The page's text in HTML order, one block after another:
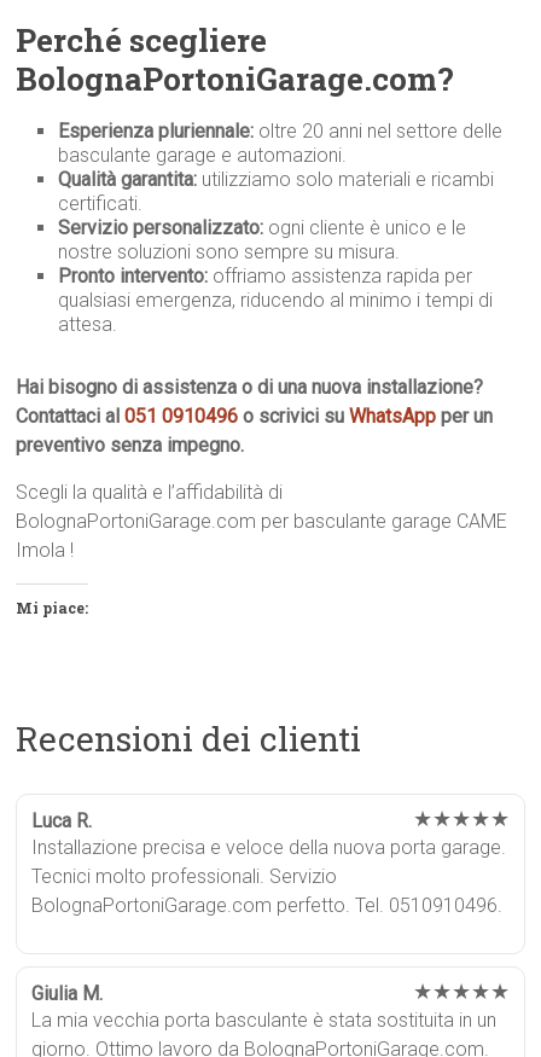
Perché scegliere
BolognaPortoniGarage.com?
Esperienza pluriennale: oltre 20 anni nel settore delle
basculante garage e automazioni.
Qualità garantita: utilizziamo solo materiali e ricambi
certificati.
Servizio personalizzato: ogni cliente è unico e le
nostre soluzioni sono sempre su misura.
Pronto intervento: offriamo assistenza rapida per
qualsiasi emergenza, riducendo al minimo i tempi di
attesa.
Hai bisogno di assistenza o di una nuova installazione?
Contattaci al051 0910496 o scrivici suWhatsApp per un
preventivo senza impegno.
Scegli la qualità e l’affidabilità di
BolognaPortoniGarage.com per basculante garage CAME
Imola !
Mi piace:
Recensioni dei clienti
Luca R. ★★★★★
Installazione precisa e veloce della nuova porta garage.
Tecnici molto professionali. Servizio
BolognaPortoniGarage.com perfetto. Tel. 0510910496.
Giulia M. ★★★★★
La mia vecchia porta basculante è stata sostituita in un
giorno. Ottimo lavoro da BolognaPortoniGarage.com.